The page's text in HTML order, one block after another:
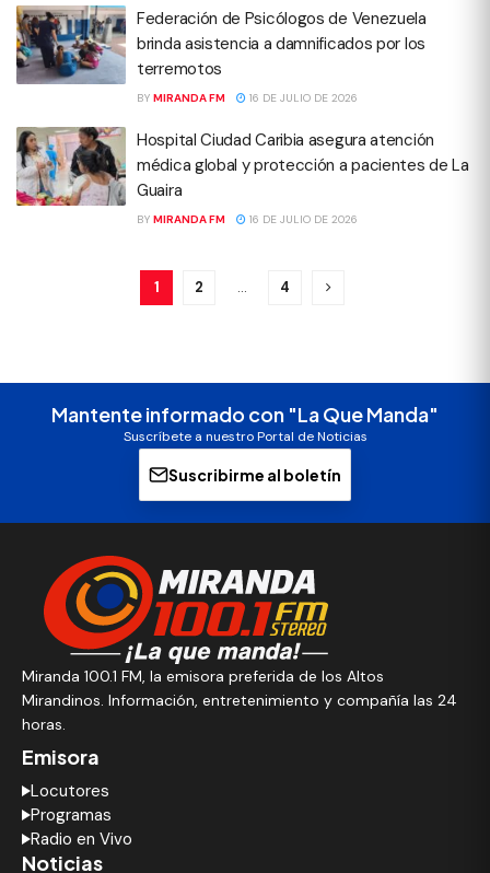
Federación de Psicólogos de Venezuela
brinda asistencia a damnificados por los
terremotos
BY MIRANDA FM 16 DE JULIO DE 2026
Hospital Ciudad Caribia asegura atención
médica global y protección a pacientes de La
Guaira
BY MIRANDA FM 16 DE JULIO DE 2026
1 2 … 4
Mantente informado con "La Que Manda"
Suscríbete a nuestro Portal de Noticias
Suscribirme al boletín
Miranda 100.1 FM, la emisora preferida de los Altos
Mirandinos. Información, entretenimiento y compañía las 24
horas.
Emisora
Locutores
Programas
Radio en Vivo
Noticias